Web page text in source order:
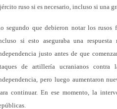
ruso si es necesario, incluso si una
segundo que debieron notar los rusos
si esto aseguraba una
justo antes de que
de artillería ucranianos contra
pero luego aumentaron
continuar. En ese momento, la